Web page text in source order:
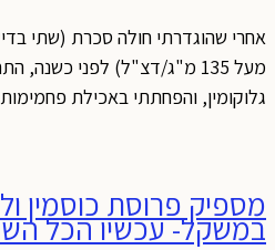
אחרי שהוגדרתי חולה סכרת (שתי
מעל 135 מ"ג/דצ"ל) לפני כשנה,
גלוקומין, והפחתתי באכילת
מספיק פרוסת כוסמין
במשקל- עכשיו הכל